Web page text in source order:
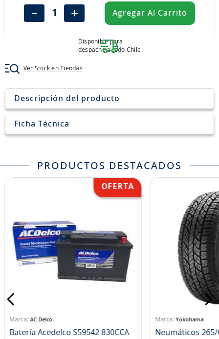
＋
－ Agregar Al Carrito
Disponible para
despacho a todo Chile
Ver Stock en Tiendas
Descripción del producto
Ficha Técnica
PRODUCTOS DESTACADOS
AC Delco
Batería Acedelco S59542 830CCA
Yokohama
Neumáticos 265/
205
235